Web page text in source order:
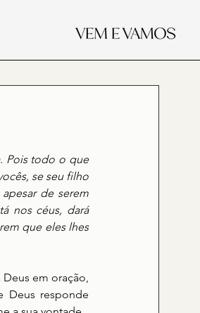
Pois todo o que
se seu filho
de serem
nos céus, dará
que eles lhes
em oração,
Deus responde